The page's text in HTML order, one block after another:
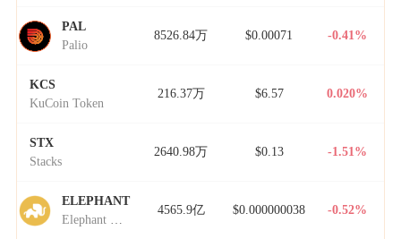
PAL
Palio
8526.84万 $0.00071 -0.41%
KCS
KuCoin Token
216.37万 $6.57 0.020%
STX
Stacks
2640.98万 $0.13 -1.51%
ELEPHANT
Elephant Money
4565.9亿 $0.000000038 -0.52%